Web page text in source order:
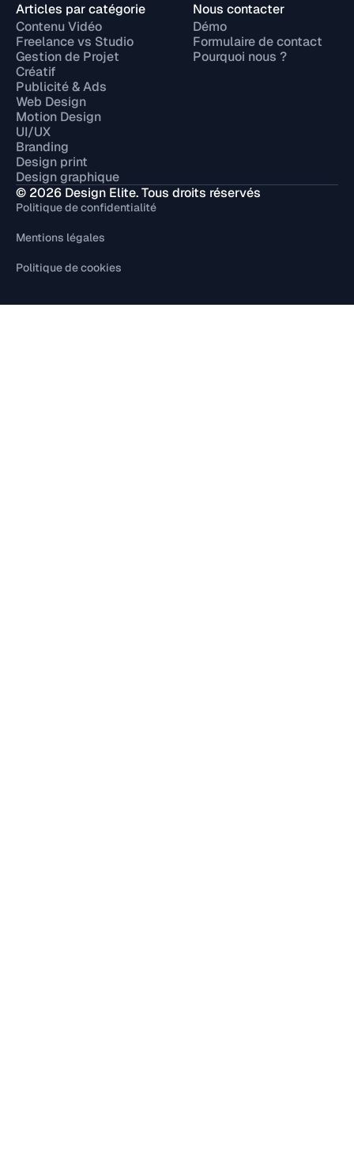
Articles par catégorie
Contenu Vidéo
Freelance vs Studio
Gestion de Projet
Créatif
Publicité & Ads
Web Design
Motion Design
UI/UX
Branding
Design print
Design graphique
Nous contacter
Démo
Formulaire de contact
Pourquoi nous ?
© 2026 Design Elite. Tous droits réservés
Politique de confidentialité
Mentions légales
Politique de cookies